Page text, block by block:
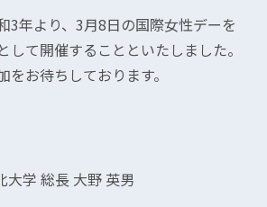
3年より、3月8日の国際女性デーを
して開催することといたしました。
お待ちしております。
学 総長 大野 英男